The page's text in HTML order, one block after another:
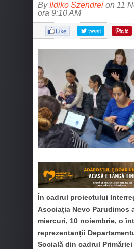
By Ildiko Szendrei on 11
ora 9:10 AM
În cadrul proiectului
Asociația Nevo Parudimos
miercuri, 10 noiembrie, o
reprezentanții
Socială din cadrul Primăriei